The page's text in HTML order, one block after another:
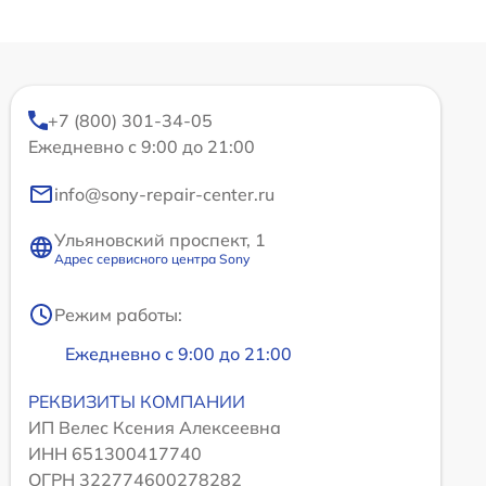
+7 (800) 301-34-05
Ежедневно с 9:00 до 21:00
info@sony-repair-center.ru
Ульяновский проспект, 1
Адрес сервисного центра Sony
Режим работы:
Ежедневно с 9:00 до 21:00
РЕКВИЗИТЫ КОМПАНИИ
ИП Велес Ксения Алексеевна
ИНН 651300417740
ОГРН 322774600278282